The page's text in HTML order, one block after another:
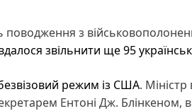
поводження з
звільнити ще 95
режим із США.
Ентоні Дж. Блінкеном,